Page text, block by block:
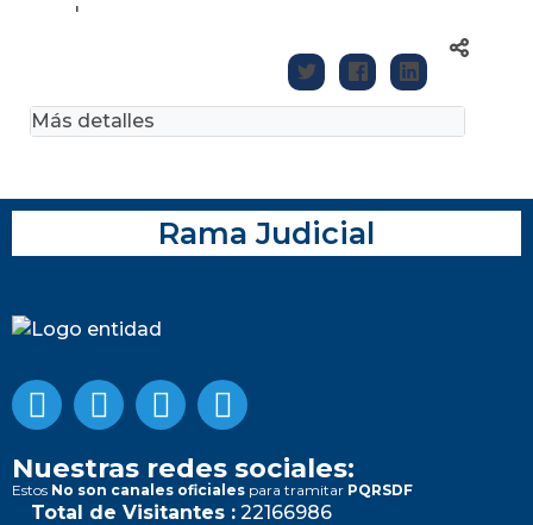
'
Más detalles
Rama Judicial
Nuestras redes sociales:
Estos No son canales oficiales para tramitar PQRSDF
Total de Visitantes : 22166986